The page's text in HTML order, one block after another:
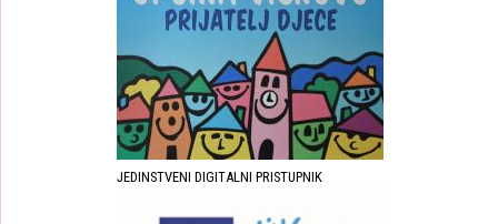
JEDINSTVENI DIGITALNI PRISTUPNIK